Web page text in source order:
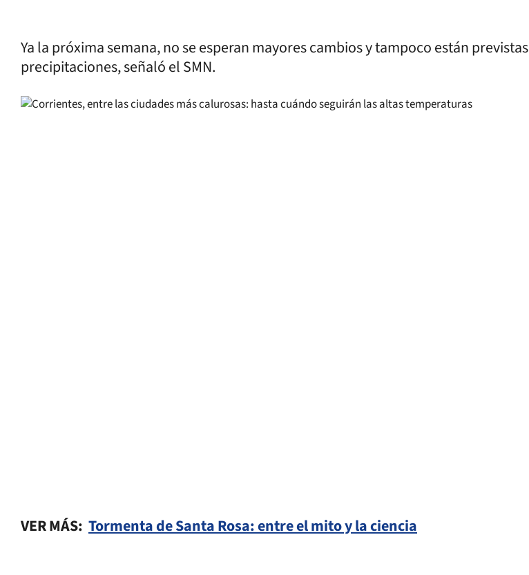
Ya la próxima semana, no se esperan mayores cambios y tampoco están previstas
precipitaciones, señaló el SMN.
VER MÁS: Tormenta de Santa Rosa: entre el mito y la ciencia